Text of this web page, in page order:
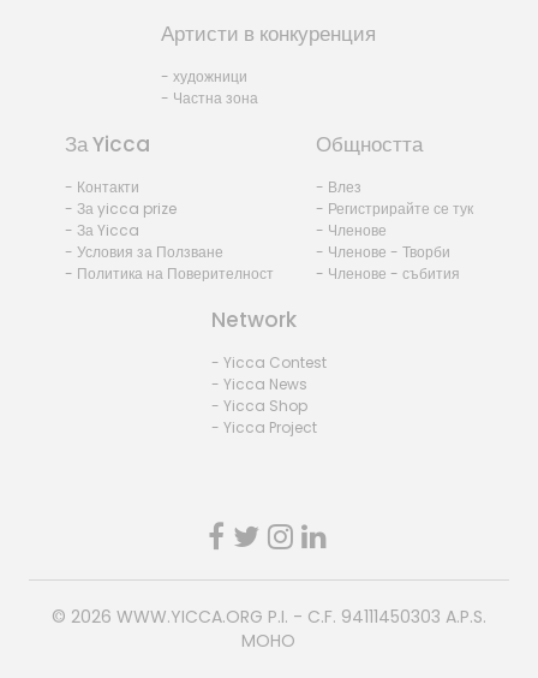
Артисти в конкуренция
- художници
- Частна зона
За Yicca
- Контакти
- За yicca prize
- За Yicca
- Условия за Ползване
- Политика на Поверителност
Общността
- Влез
- Регистрирайте се тук
- Членове
- Членове - Творби
- Членове - събития
Network
- Yicca Contest
- Yicca News
- Yicca Shop
- Yicca Project
© 2026 WWW.YICCA.ORG P.I. - C.F. 94111450303 A.P.S.
MOHO